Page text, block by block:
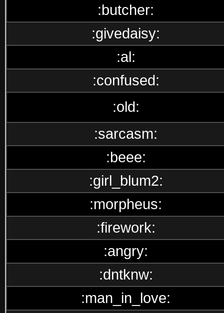
:butcher:
:givedaisy:
:al:
:confused:
:old:
:sarcasm:
:beee:
:girl_blum2:
:morpheus:
:firework:
:angry:
:dntknw:
:man_in_love: